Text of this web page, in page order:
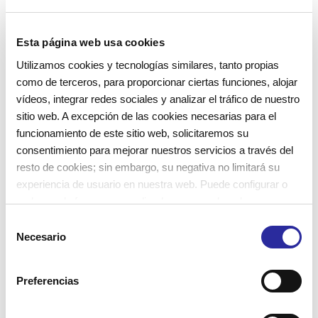
Esta página web usa cookies
Utilizamos cookies y tecnologías similares, tanto propias
como de terceros, para proporcionar ciertas funciones, alojar
vídeos, integrar redes sociales y analizar el tráfico de nuestro
sitio web. A excepción de las cookies necesarias para el
funcionamiento de este sitio web, solicitaremos su
consentimiento para mejorar nuestros servicios a través del
resto de cookies; sin embargo, su negativa no limitará su
experiencia de usuario en nuestra web. Puede configurar o
rechazar de forma personalizada su uso pulsando
nuestraPolítica de Cookies
Necesario
Preferencias
escola bressol és el de pares i mares entrant amb
els seus fills a compartir les primeres hores del curs
a l’estança.
D’aquesta manera, els nens i nenes s’acostumen a
l’entorni entenen que s’hi han de quedar unes
hores fins que el pare o la mare els vinguin a recollir
més tard.
I, malgrat que de vegades pugui costar, és important
companys, sense els pares, en el que és la primera